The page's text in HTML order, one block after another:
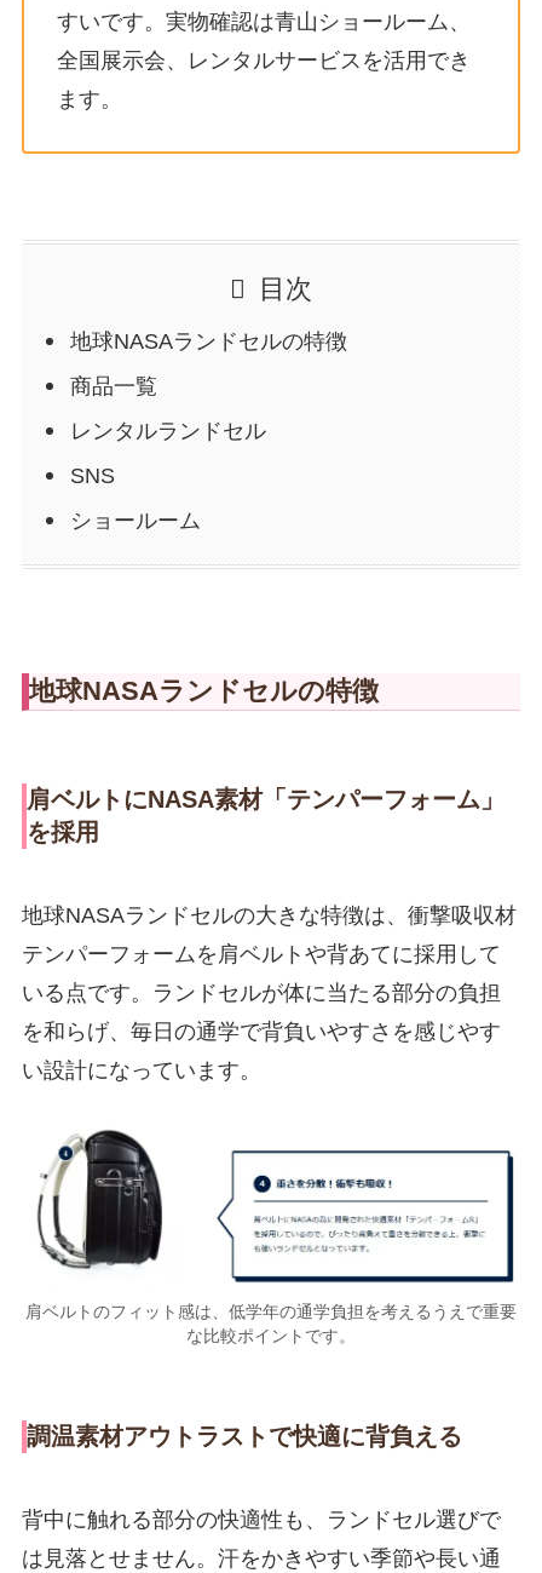
すいです。実物確認は青山ショールーム、
全国展示会、レンタルサービスを活用でき
ます。
目次
地球NASAランドセルの特徴
商品一覧
レンタルランドセル
SNS
ショールーム
地球NASAランドセルの特徴
肩ベルトにNASA素材「テンパーフォーム」
を採用
地球NASAランドセルの大きな特徴は、衝撃吸収材
テンパーフォームを肩ベルトや背あてに採用して
いる点です。ランドセルが体に当たる部分の負担
を和らげ、毎日の通学で背負いやすさを感じやす
い設計になっています。
肩ベルトのフィット感は、低学年の通学負担を考えるうえで重要
な比較ポイントです。
調温素材アウトラストで快適に背負える
背中に触れる部分の快適性も、ランドセル選びで
は見落とせません。汗をかきやすい季節や長い通